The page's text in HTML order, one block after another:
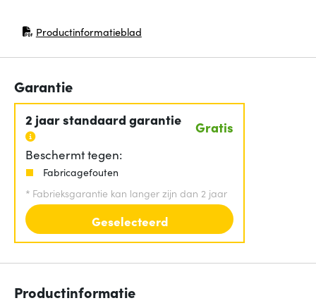
Productinformatieblad
(opent in nieuw venster)
Garantie
2 jaar standaard garantie Gratis
Beschermt tegen:
Fabricagefouten
* Fabrieksgarantie kan langer zijn dan 2 jaar
Geselecteerd
Productinformatie